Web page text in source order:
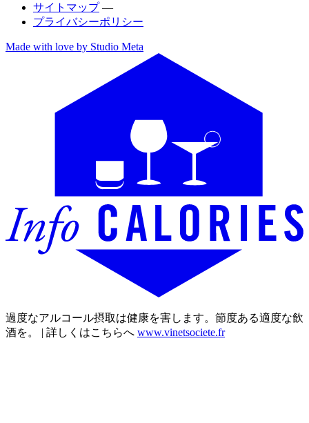
サイトマップ —
プライバシーポリシー
Made with love by Studio Meta
過度なアルコール摂取は健康を害します。節度ある適度な飲
酒を。 | 詳しくはこちらへ www.vinetsociete.fr